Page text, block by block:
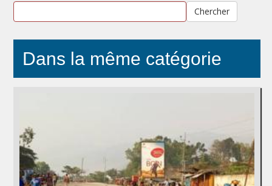
Chercher
Dans la même catégorie